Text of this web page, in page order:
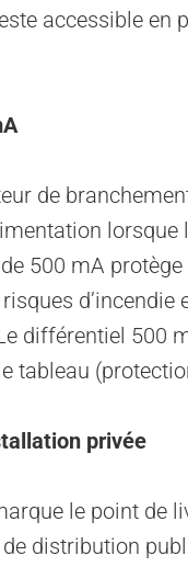
accessible en
de
500 mA
différentiel 500
tableau
privée
le point de
distribution